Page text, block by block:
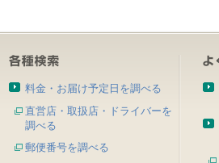
料金・お届け予定日を調べる
直営店・取扱店・ドライバーを
調べる
郵便番号を調べる